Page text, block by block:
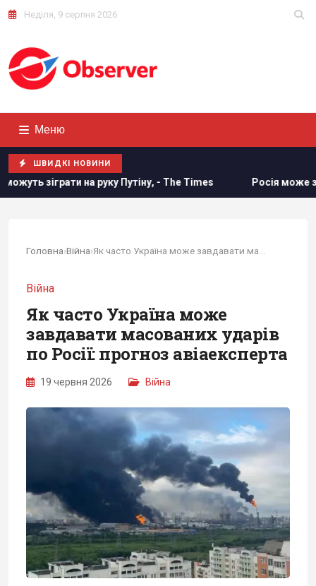
Неділя, 9 серпня 2026
Меню
ШВИДКІ НОВИНИ
Путіну, - The Times Росія може застосувати ядерну
Головна›Війна›
Війна
Як часто Україна може
завдавати масованих ударів
по Росії: прогноз авіаексперта
19 червня 2026 Війна